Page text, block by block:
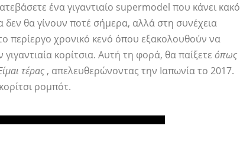
ένα γιγαντιαίο supermodel που κάνει κακό
δεν θα γίνουν ποτέ σήμερα, αλλά στη συνέχεια
περίεργο χρονικό κενό όπου εξακολουθούν να
κορίτσια. Αυτή τη φορά, θα παίξετε όπως
τέρας , απελευθερώνοντας την Ιαπωνία το 2017.
ρομπότ.